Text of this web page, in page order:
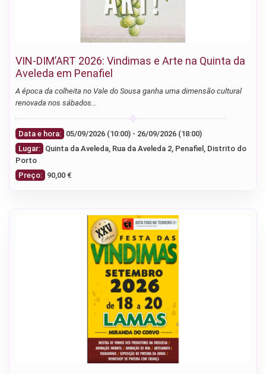
VIN-DIM’ART 2026: Vindimas e Arte na Quinta da
Aveleda em Penafiel
A época da colheita no Vale do Sousa ganha uma dimensão cultural
renovada nos sábados…
Data e hora:
05/09/2026 (10:00) - 26/09/2026 (18:00)
Lugar: Quinta da Aveleda, Rua da Aveleda 2, Penafiel, Distrito do
Porto
Preço: 90,00 €